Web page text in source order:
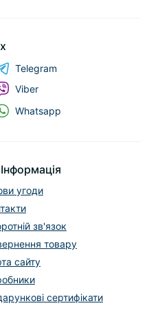
Інформація
угоди
зв'язок
товару
сайту
сертифікати
Telegram
Viber
Whatsapp